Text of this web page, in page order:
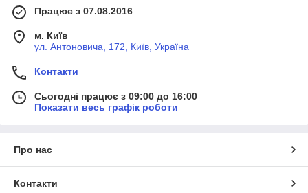
Працює з 07.08.2016
м. Київ
ул. Антоновича, 172, Київ, Україна
Контакти
Сьогодні працює з 09:00 до 16:00
Показати весь графік роботи
Про нас
Контакти